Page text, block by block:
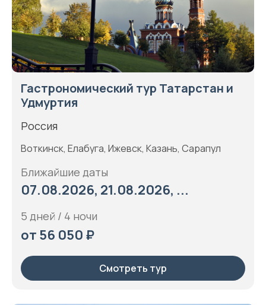
Гастрономический тур Татарстан и
Удмуртия
Россия
Воткинск, Елабуга, Ижевск, Казань, Сарапул
Ближайшие даты
07.08.2026, 21.08.2026, ...
5 дней / 4 ночи
от 56 050 ₽
Смотреть тур